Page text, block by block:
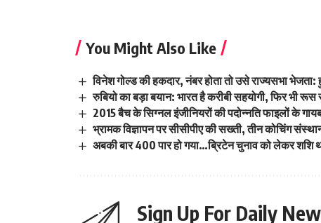
You Might Also Like
विनेश गोल्ड की हकदार, नंबर होता तो उसे राज्यसभा भेजता:
रुबियो का बड़ा बयान: भारत है करीबी सहयोगी, फिर भी
2015 बैच के सिग्नल इंजीनियरों की पदोन्नति फाइलों के
भ्रामक विज्ञापन पर सीसीपीए की सख्ती, तीन कोचिंग
अबकी बार 400 पार हो गया…ब्रिटेन चुनाव को लेकर
Sign Up For Daily